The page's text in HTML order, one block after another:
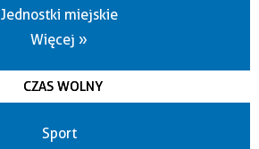
Jednostki miejskie
Więcej »
CZAS WOLNY
Sport